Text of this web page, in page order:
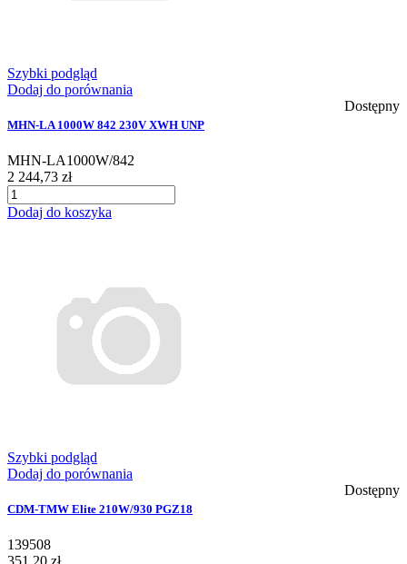
Szybki podgląd
Dodaj do porównania
Dostępny
MHN-LA 1000W 842 230V XWH UNP
MHN-LA1000W/842
2 244,73 zł
Dodaj do koszyka
Szybki podgląd
Dodaj do porównania
Dostępny
CDM-TMW Elite 210W/930 PGZ18
139508